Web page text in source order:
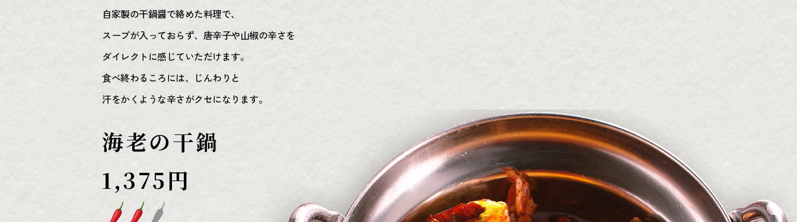
自家製の干鍋醤で絡めた料理で、
スープが入っておらず、唐辛子や山椒の辛さを
ダイレクトに感じていただけます。
食べ終わるころには、じんわりと
汗をかくような辛さがクセになります。
海老の干鍋
1,375円